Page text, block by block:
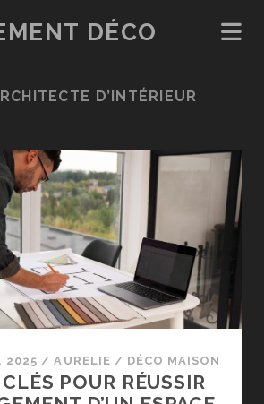
DÉCO
D’INTÉRIEUR
2025 /AURELIE / DÉCO MAISON
POUR RÉUSSIR